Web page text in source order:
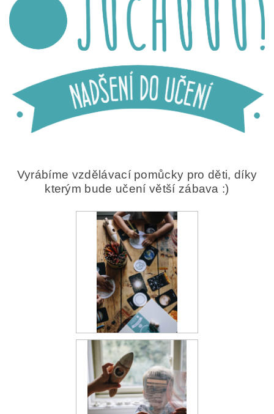
Vyrábíme vzdělávací pomůcky pro děti, díky
kterým bude učení větší zábava :)